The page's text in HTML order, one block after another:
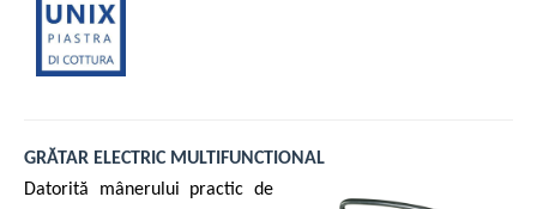
GRĂTAR ELECTRIC MULTIFUNCTIONAL
Datorită mânerului practic de